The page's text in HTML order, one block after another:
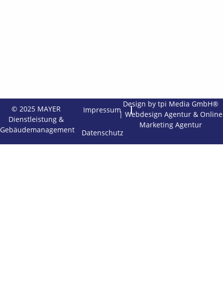
Design by tpi Media GmbH®
|Webdesign Agentur &Online
Marketing Agentur
Impressum
Datenschutz
© 2025 MAYER
Dienstleistung &
Gebäudemanagement